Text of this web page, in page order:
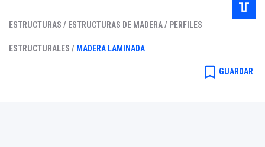
Redacción .
ESTRUCTURAS / ESTRUCTURAS DE MADERA / PERFILES
ESTRUCTURALES / MADERA LAMINADA
bookmark_border GUARDAR